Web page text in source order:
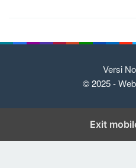
Versi
© 2025 -
Exit